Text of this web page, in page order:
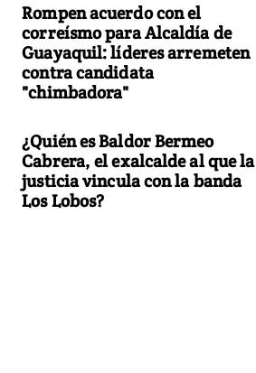
Rompen acuerdo con el
correísmo para Alcaldía de
Guayaquil: líderes arremeten
contra candidata
"chimbadora"
¿Quién es Baldor Bermeo
Cabrera, el exalcalde al que la
justicia vincula con la banda
Los Lobos?